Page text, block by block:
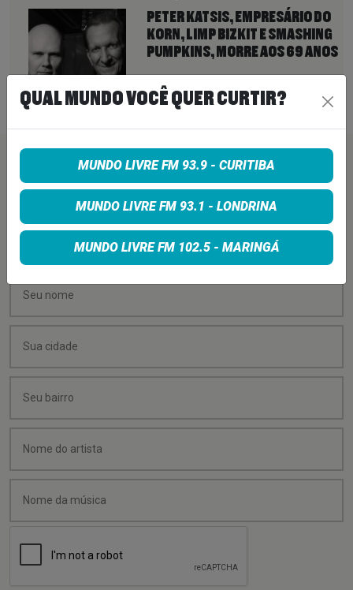
PETER KATSIS, EMPRESÁRIO DO
KORN, LIMP BIZKIT E SMASHING
PUMPKINS, MORRE AOS 69 ANOS
7 de agosto de 2026
PEÇA SUA MÚSICA
Quer sugerir uma música para rolar na minha
programação? É só preencher os campos abaixo:
QUAL MUNDO VOCÊ QUER CURTIR?
MUNDO LIVRE FM 93.9 - CURITIBA
MUNDO LIVRE FM 93.1 - LONDRINA
MUNDO LIVRE FM 102.5 - MARINGÁ